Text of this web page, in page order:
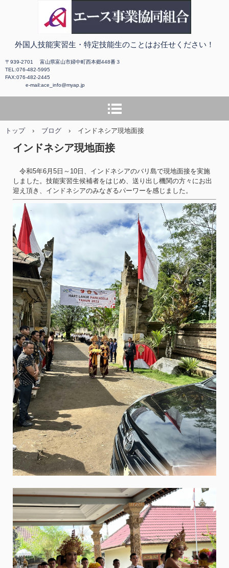
エース事業協同組合ホーム
ページ
外国人技能実習生・特定技能生のことはお任せください！
〒939-2701 富山県富山市婦中町西本郷448番３
TEL:076-482-5995
FAX:076-482-2445
e-mail:ace_info@myap.jp
トップ › ブログ › インドネシア現地面接
インドネシア現地面接
令和5年6月5日～10日、インドネシアのバリ島で現地面接を実施
しました。技能実習生候補者をはじめ、送り出し機関の方々にお出
迎え頂き、インドネシアのみなぎるパーワーを感じました。